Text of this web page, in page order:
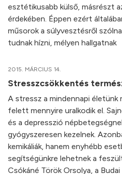
esztétikusabb külső, másrészt
érdekében. Éppen ezért
műsorok a súlyvesztésről
tudnak hízni, mélyen hallgatnak
2015. MÁRCIUS 14.
Stresszcsökkentés
A stressz a mindennapi életünk
felett mennyire uralkodik el.
és a depresszió
gyógyszeresen kezelnek.
kemikáliák, hanem enyhébb
segítségünkre lehetnek a
Csókáné Török Orsolya, a